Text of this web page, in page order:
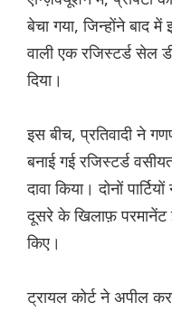
बेचा गया, जिन्होंने बाद
वाली एक रजिस्टर्ड सेल
दिया।
इस बीच, प्रतिवादी ने
बनाई गई रजिस्टर्ड
दावा किया। दोनों
दूसरे के खिलाफ़
किए।
ट्रायल कोर्ट ने अपील